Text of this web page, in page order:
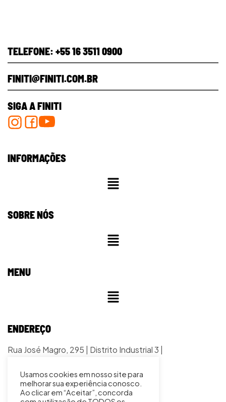
TELEFONE: +55 16 3511 0900
FINITI@FINITI.COM.BR​
SIGA A FINITI
INFORMAÇÕES
SOBRE NÓS
MENU
ENDEREÇO
Rua José Magro, 295 | Distrito Industrial 3 |
Usamos cookies em nosso site para
melhorar sua experiência conosco.
Ao clicar em “Aceitar”, concorda